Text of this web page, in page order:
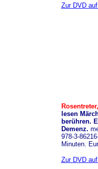
Zur DVD
lesen
berühren.
Demenz.
978-3-
Minuten.
Zur DVD